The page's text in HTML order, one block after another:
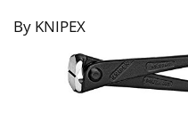
By KNIPEX